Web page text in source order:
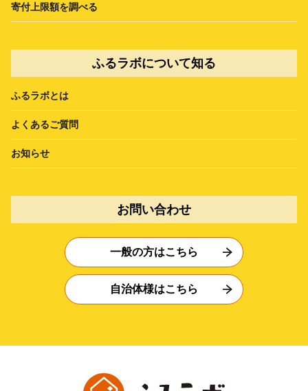
寄付上限額を調べる
ふるラボについて知る
ふるラボとは
よくあるご質問
お知らせ
お問い合わせ
一般の方はこちら
自治体様はこちら